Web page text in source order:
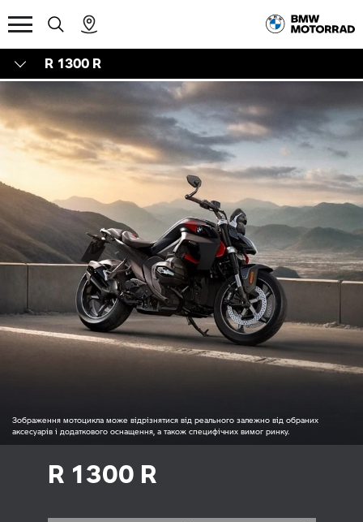
R 1300 R
Зображення мотоцикла може відрізнятися від реального залежно від обраних
аксесуарів і додаткового оснащення, а також специфічних вимог ринку.
R 1300 R